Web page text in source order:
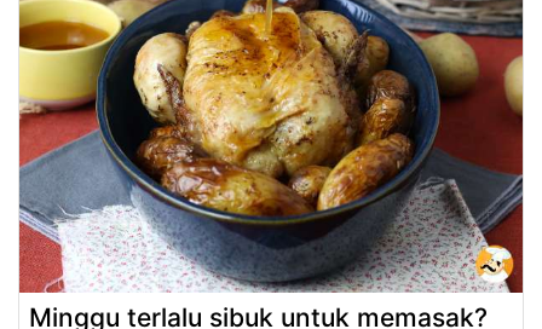
Minggu terlalu sibuk untuk memasak?